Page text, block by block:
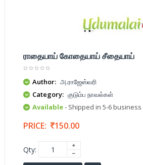
ராதையாய் கோதையாய் சீதையாய்
Author: அ.ராஜேஸ்வரி
Category: குடும்ப நாவல்கள்
Available- Shipped in 5-6
PRICE: 150.00
Qty: